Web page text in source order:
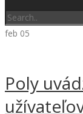
feb 05
Poly